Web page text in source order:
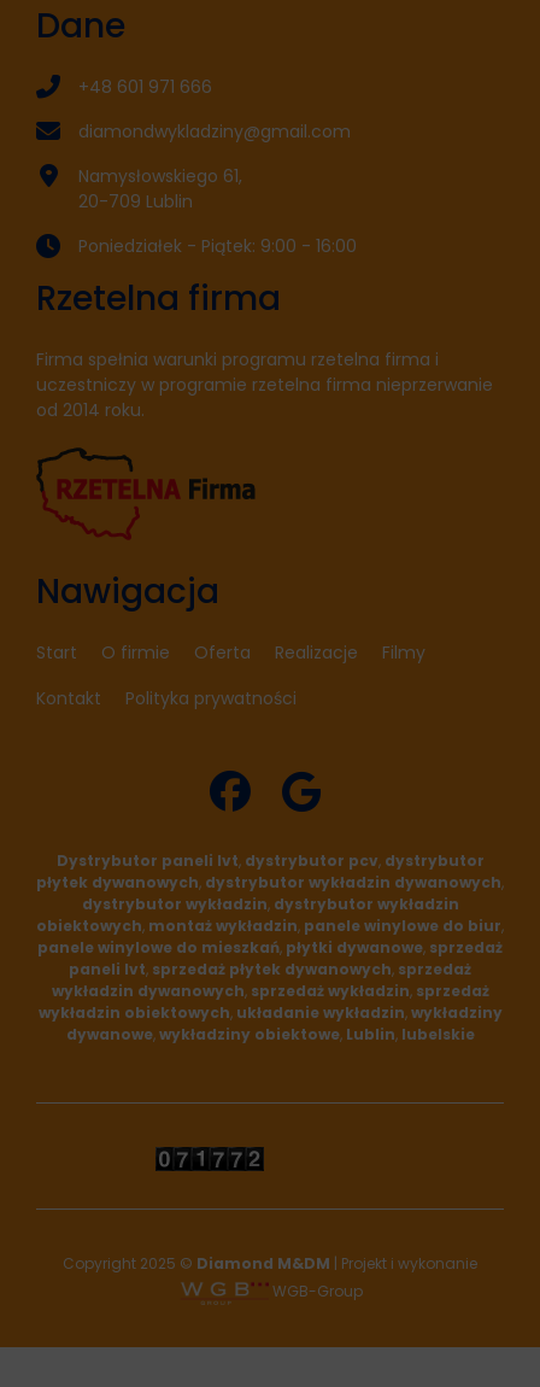
Dane
+48 601 971 666
diamondwykladziny@gmail.com
Namysłowskiego 61,
20-709 Lublin
Poniedziałek - Piątek: 9:00 - 16:00
Rzetelna firma
Firma spełnia warunki programu rzetelna firma i
uczestniczy w programie rzetelna firma nieprzerwanie
od 2014 roku.
Nawigacja
Start O firmie Oferta Realizacje
Filmy
Kontakt
Polityka prywatności
fab
fa-
facebook
fab
fa-
google
Dystrybutor paneli lvt, dystrybutor pcv, dystrybutor
płytek dywanowych, dystrybutor wykładzin dywanowych,
dystrybutor wykładzin, dystrybutor wykładzin
obiektowych, montaż wykładzin, panele winylowe do biur,
panele winylowe do mieszkań, płytki dywanowe, sprzedaż
paneli lvt, sprzedaż płytek dywanowych, sprzedaż
wykładzin dywanowych, sprzedaż wykładzin, sprzedaż
wykładzin obiektowych, układanie wykładzin,wykładziny
dywanowe,wykładziny obiektowe, Lublin, lubelskie
Copyright 2025 © Diamond M&DM | Projekt i wykonanie
WGB-Group